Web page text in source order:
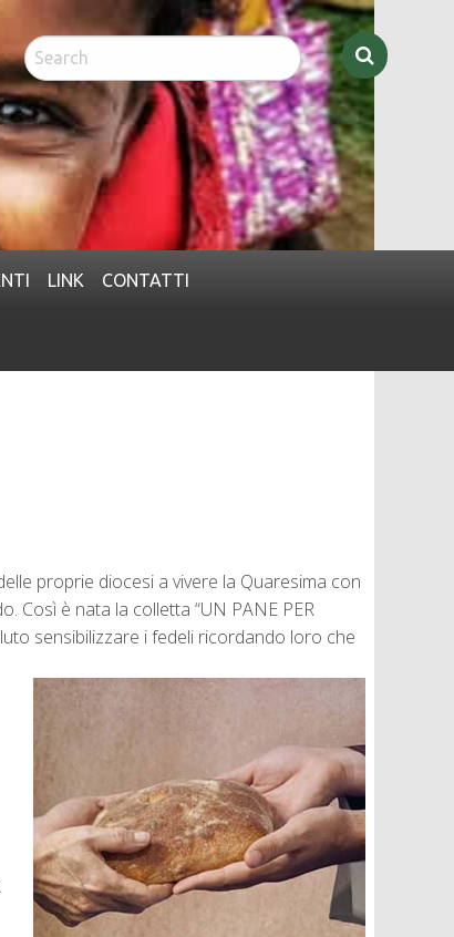
LINK CONTATTI
proprie diocesi a vivere la Quaresima con
Così è nata la colletta “UN PANE PER
sensibilizzare i fedeli ricordando loro che